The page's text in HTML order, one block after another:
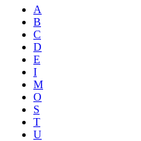
A
B
C
D
E
I
M
O
S
T
U